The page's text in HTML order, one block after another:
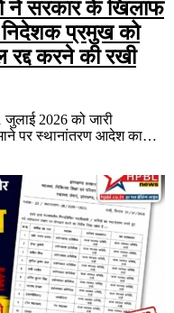
ने सरकार के खिलाफ
निदेशक प्रमुख को
करने की रखी
जुलाई 2026 को जारी
पर स्थानांतरण आदेश का…